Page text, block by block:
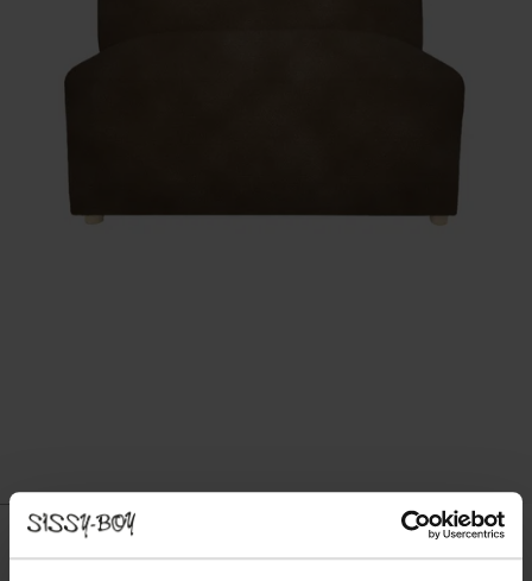
EARL VELVET ZIT JUKE DARK GREEN HUNTER